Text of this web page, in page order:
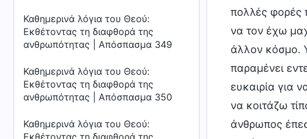
Καθημερινά λόγια του Θεού:
Εκθέτοντας τη διαφθορά της
ανθρωπότητας | Απόσπασμα 349
Καθημερινά λόγια του Θεού:
Εκθέτοντας τη διαφθορά της
ανθρωπότητας | Απόσπασμα 350
Καθημερινά λόγια του Θεού:
Εκθέτοντας τη διαφθορά της
πολλές φορές
να τον έχω
άλλον κόσμο.
παραμένει
ευκαιρία για
να κοιτάζω
άνθρωπος